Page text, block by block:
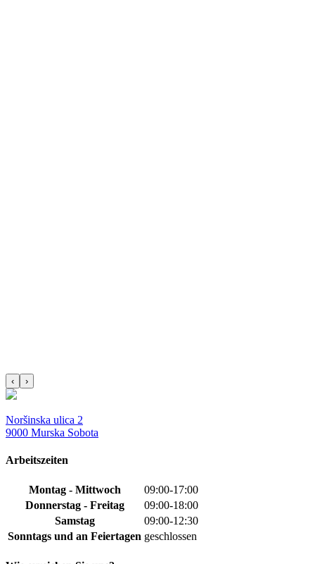
‹ ›
Noršinska ulica 2
9000 Murska Sobota
Arbeitszeiten
Montag - Mittwoch
09:00-17:00
Donnerstag - Freitag
09:00-18:00
Samstag
09:00-12:30
Sonntags und an Feiertagen geschlossen